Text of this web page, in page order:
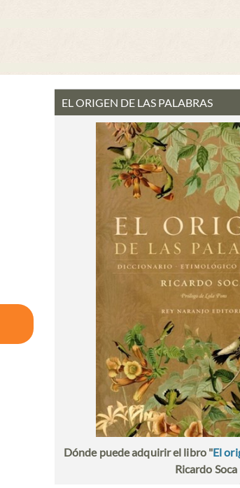
EL ORIGEN DE LAS PALABRAS
Dónde puede adquirir el libro "El
Ricardo Soca